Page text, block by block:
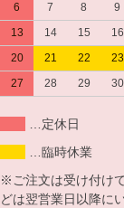
6
7 8 9
13
14 15 16
20
21 22 23
27
28 29 30
…定休日
…臨時休業
※ご注文は受け付け
どは翌営業日以降に